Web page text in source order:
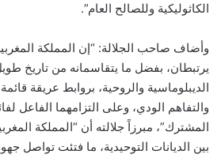
الكاثوليكية وللصالح العام”.
وأضاف صاحب الجلالة: “إن المملكة
يرتبطان، بفضل ما يتقاسمانه من تاريخ
الديبلوماسية والروحية، بروابط عريقة
والتفاهم الودي، وعلى التزامهما الفاعل
المشترك”، مبرزاً جلالته أن “المملكة
بين الديانات التوحيدية، ما فتئت تواصل